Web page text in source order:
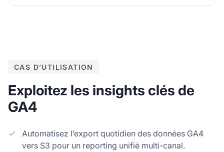
CAS D’UTILISATION
Exploitez les insights clés de
GA4
Automatisez l’export quotidien des données GA4
vers S3 pour un reporting unifié multi-canal.